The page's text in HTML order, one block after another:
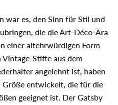
war es, den Sinn für Stil und
die die Art-Déco-Ära
einer altehrwürdigen Form
Stifte aus dem
angelehnt ist, haben
entwickelt, die für die
geeignet ist. Der Gatsby